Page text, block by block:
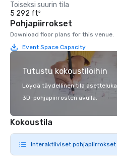
Toiseksi suurin tila
5 292 ft²
Pohjapiirrokset
Download floor plans for this venue.
Event Space Capacity
Tutustu kokoustiloihin
Löydä täydellinen tila
3D-pohjapiirrosten avulla.
Kokoustila
Interaktiiviset pohjapiirrokset